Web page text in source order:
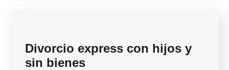
Divorcio express con hijos y
sin bienes